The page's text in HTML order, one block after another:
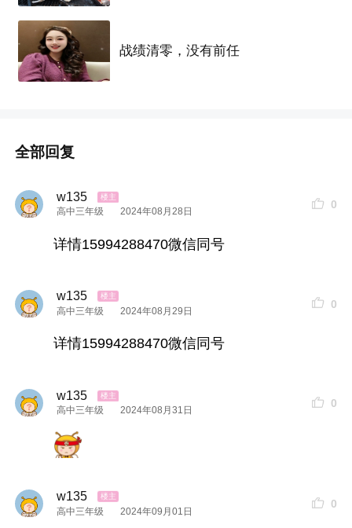
战绩清零，没有前任
全部回复
w135
高中三年级 2024年08月28日
0
详情15994288470微信同号
w135
高中三年级 2024年08月29日
0
详情15994288470微信同号
w135
高中三年级 2024年08月31日
0
w135
高中三年级 2024年09月01日
0